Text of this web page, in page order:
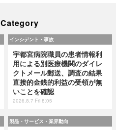
インシデント・事故
宇都宮病院職員の患者情報利
用による別医療機関のダイレ
クトメール郵送、調査の結果
直接的金銭的利益の受領が無
いことを確認
2026.8.7 Fri 8:05
製品・サービス・業界動向